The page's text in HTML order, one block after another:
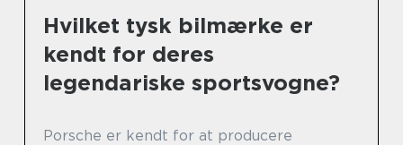
Hvilket tysk bilmærke er
kendt for deres
legendariske sportsvogne?
Porsche er kendt for at producere